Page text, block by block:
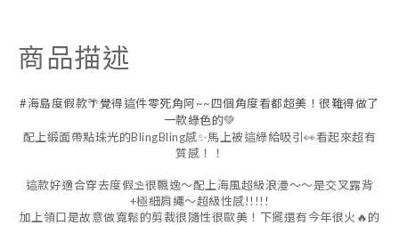
商品描述
#海島度假款🌴覺得這件零死角阿~~四個角度看都超美！很難得做了
一款綠色的💚
配上緞面帶點珠光的BlingBling感✨馬上被這綠給吸引👀看起來超有
質感！！
這款好適合穿去度假⛱️很飄逸～配上海風超級浪漫～～是交叉露背
+極細肩繩～超級性感!!!!!
加上領口是故意做寬鬆的剪裁很隨性很歐美！下擺還有今年很火🔥的